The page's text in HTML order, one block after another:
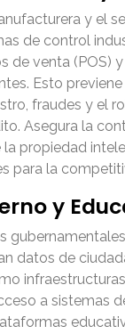
y el
de control
de venta (POS)
Esto
fraudes y el
Asegura la
propiedad
para la
y
datos de
a sistemas